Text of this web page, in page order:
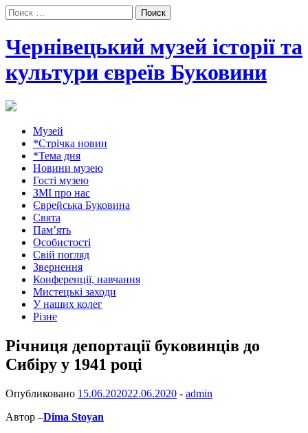
Поиск:
Чернівецький музей історії та
культури євреїв Буковини
Музей
*Стрічка новин
*Тема дня
Новини музею
Гості музею
ЗМІ про нас
Єврейська Буковина
Свята
Пам’ять
Особистості
Свій погляд
Звернення
Конференції, навчання
Мистецькі заходи
У наших колег
Різне
Річниця депортації буковинців до
Сибіру у 1941 році
Опубликовано 15.06.202022.06.2020 - admin
Автор –Dima Stoyan